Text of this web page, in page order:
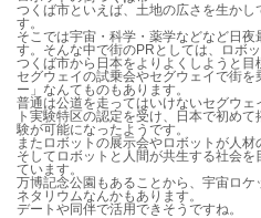
つくば市といえば、土地の広さを生かし
す。
そこでは宇宙・科学・薬学などなど日
す。そんな中で街のPRとしては、ロボ
つくば市から日本をよりよくしようと目
セグウェイの試乗会やセグウェイで街
ー」なんてものもあります。
普通は公道を走ってはいけないセグウ
ト実験特区の認定を受け、日本で初め
験が可能になったようです。
またロボットの展示会やロボットが人材
そしてロボットと人間が共生する社会
ています。
万博記念公園もあることから、宇宙ロ
ネタリウムなんかもあります。
デートや同伴で活用できそうですね。